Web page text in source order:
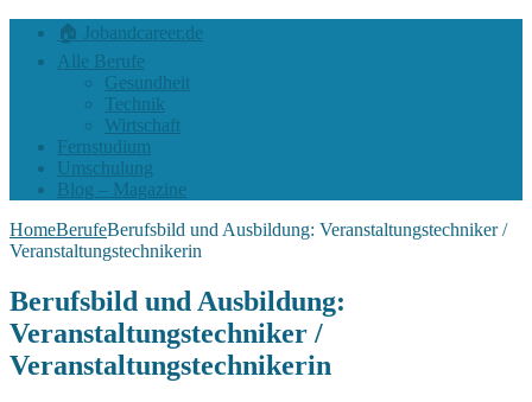
🏠 Jobandcareer.de
Alle Berufe
Gesundheit
Technik
Wirtschaft
Fernstudium
Umschulung
Blog – Magazine
HomeBerufeBerufsbild und Ausbildung: Veranstaltungstechniker /
Veranstaltungstechnikerin
Berufsbild und Ausbildung:
Veranstaltungstechniker /
Veranstaltungstechnikerin